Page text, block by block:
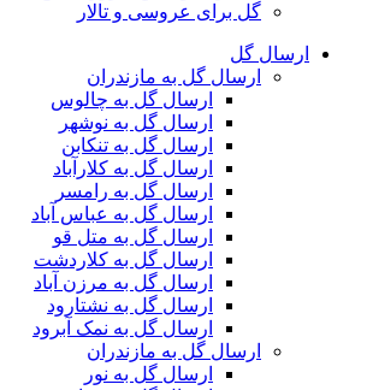
گل برای عروسی و تالار
ارسال گل
ارسال گل به مازندران
ارسال گل به چالوس
ارسال گل به نوشهر
ارسال گل به تنکابن
ارسال گل به کلارآباد
ارسال گل به رامسر
ارسال گل به عباس آباد
ارسال گل به متل قو
ارسال گل به کلاردشت
ارسال گل به مرزن آباد
ارسال گل به نشتارود
ارسال گل به نمک آبرود
ارسال گل به مازندران
ارسال گل به نور